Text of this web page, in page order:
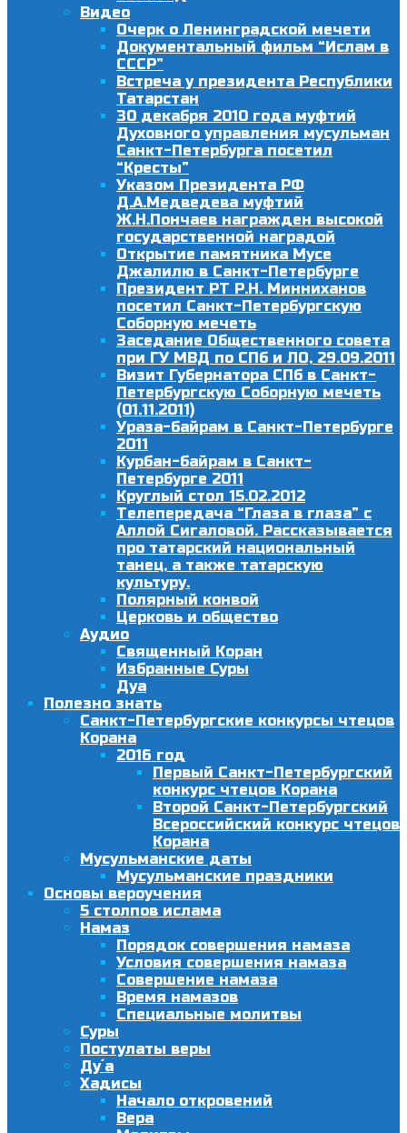
Видео
Очерк о Ленинградской мечети
Документальный фильм “Ислам в
СССР”
Встреча у президента Республики
Татарстан
30 декабря 2010 года муфтий
Духовного управления мусульман
Санкт-Петербурга посетил
“Кресты”
Указом Президента РФ
Д.А.Медведева муфтий
Ж.Н.Пончаев награжден высокой
государственной наградой
Открытие памятника Мусе
Джалилю в Санкт-Петербурге
Президент РТ Р.Н. Минниханов
посетил Санкт-Петербургскую
Соборную мечеть
Заседание Общественного совета
при ГУ МВД по СПб и ЛО, 29.09.2011
Визит Губернатора СПб в Санкт-
Петербургскую Соборную мечеть
(01.11.2011)
Ураза-байрам в Санкт-Петербурге
2011
Курбан-байрам в Санкт-
Петербурге 2011
Круглый стол 15.02.2012
Телепередача “Глаза в глаза” с
Аллой Сигаловой. Рассказывается
про татарский национальный
танец, а также татарскую
культуру.
Полярный конвой
Церковь и общество
Аудио
Священный Коран
Избранные Суры
Дуа
Полезно знать
Санкт-Петербургские конкурсы чтецов
Корана
2016 год
Первый Санкт-Петербургский
конкурс чтецов Корана
Второй Санкт-Петербургский
Всероссийский конкурс чтецов
Корана
Мусульманские даты
Мусульманские праздники
Основы вероучения
5 столпов ислама
Намаз
Порядок совершения намаза
Условия совершения намаза
Совершение намаза
Время намазов
Специальные молитвы
Суры
Постулаты веры
Ду´а
Хадисы
Начало откровений
Вера